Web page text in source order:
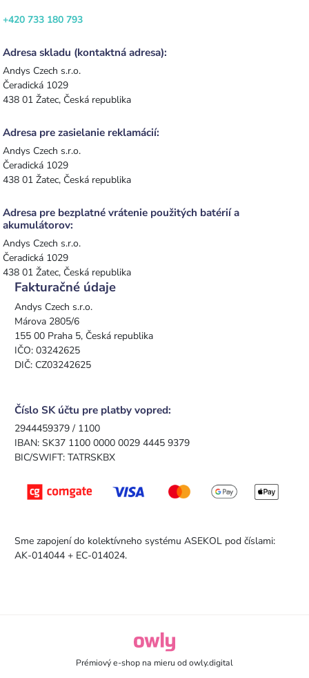
+420 733 180 793
Adresa skladu (kontaktná adresa):
Andys Czech s.r.o.
Čeradická 1029
438 01 Žatec, Česká republika
Adresa pre zasielanie reklamácií:
Andys Czech s.r.o.
Čeradická 1029
438 01 Žatec, Česká republika
Adresa pre bezplatné vrátenie použitých batérií a
akumulátorov:
Andys Czech s.r.o.
Čeradická 1029
438 01 Žatec, Česká republika
Fakturačné údaje
Andys Czech s.r.o.
Márova 2805/6
155 00 Praha 5, Česká republika
IČO: 03242625
DIČ: CZ03242625
Číslo SK účtu pre platby vopred:
2944459379 / 1100
IBAN: SK37 1100 0000 0029 4445 9379
BIC/SWIFT: TATRSKBX
Sme zapojení do kolektívneho systému ASEKOL pod číslami:
AK-014044 + EC-014024.
owly.digital - Logo
Prémiový e-shop na mieru odowly.digital